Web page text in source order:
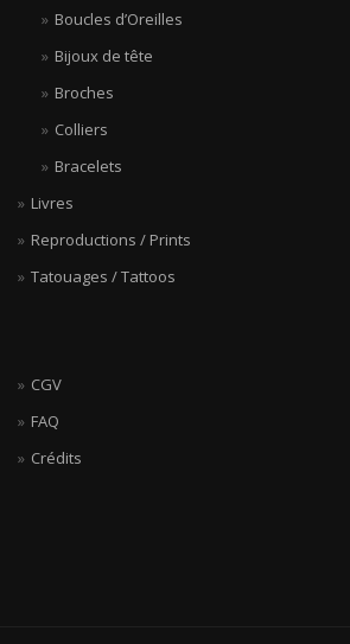
Boucles d’Oreilles
Bijoux de tête
Broches
Colliers
Bracelets
Livres
Reproductions / Prints
Tatouages / Tattoos
CGV
FAQ
Crédits